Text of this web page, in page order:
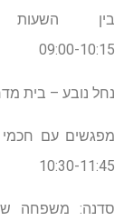
בין השעות
09:00-10:15
נחל נובע – בית מדרש
מפגשים עם
10:30-11:45
סדנה: משפחה